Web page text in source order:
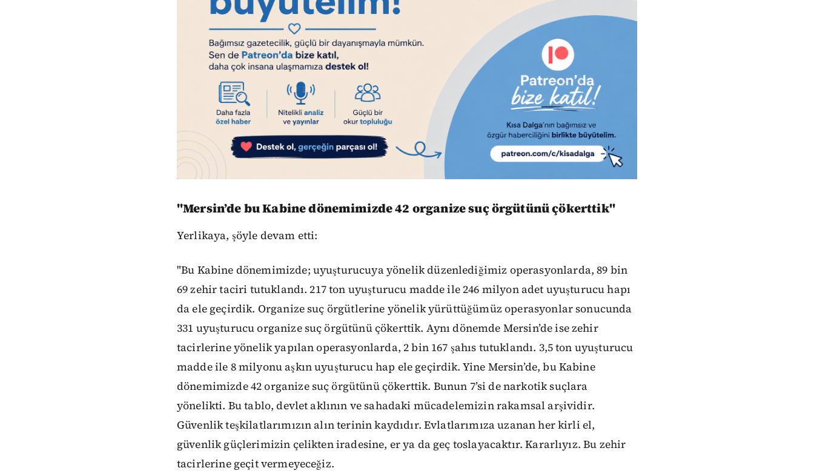
"Mersin’de bu Kabine dönemimizde 42 organize suç örgütünü çökerttik"
Yerlikaya, şöyle devam etti:
"Bu Kabine dönemimizde; uyuşturucuya yönelik düzenlediğimiz operasyonlarda, 89 bin
69 zehir taciri tutuklandı. 217 ton uyuşturucu madde ile 246 milyon adet uyuşturucu hapı
da ele geçirdik. Organize suç örgütlerine yönelik yürüttüğümüz operasyonlar sonucunda
331 uyuşturucu organize suç örgütünü çökerttik. Aynı dönemde Mersin’de ise zehir
tacirlerine yönelik yapılan operasyonlarda, 2 bin 167 şahıs tutuklandı. 3,5 ton uyuşturucu
madde ile 8 milyonu aşkın uyuşturucu hap ele geçirdik. Yine Mersin’de, bu Kabine
dönemimizde 42 organize suç örgütünü çökerttik. Bunun 7’si de narkotik suçlara
yönelikti. Bu tablo, devlet aklının ve sahadaki mücadelemizin rakamsal arşividir.
Güvenlik teşkilatlarımızın alın terinin kaydıdır. Evlatlarımıza uzanan her kirli el,
güvenlik güçlerimizin çelikten iradesine, er ya da geç toslayacaktır. Kararlıyız. Bu zehir
tacirlerine geçit vermeyeceğiz.